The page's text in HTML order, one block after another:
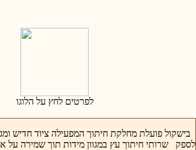
לפרטים לחץ על הלוגו
בישקול פועלת מחלקת חיתוך המפעילה ציוד חדיש
לספק שרותי חיתוך עץ במגוון מידות תוך שמירה על